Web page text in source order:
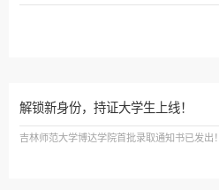
解锁新身份，持证大学生上线！
吉林师范大学博达学院首批录取通知书已发出！